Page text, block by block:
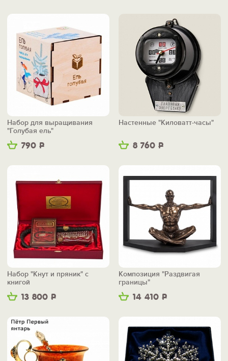
790 Р
Набор для выращивания
"Голубая ель"
8 760 Р
Настенные "Киловатт-часы"
13 800 Р
Набор "Кнут и пряник" с
книгой
14 410 Р
Композиция "Раздвигая
границы"